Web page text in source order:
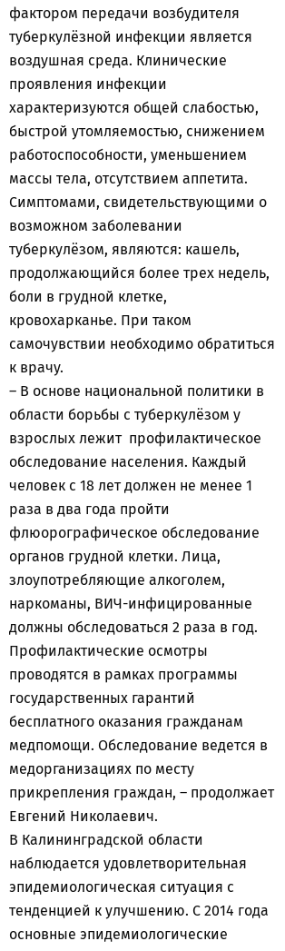
фактором передачи возбудителя
туберкулёзной инфекции является
воздушная среда. Клинические
проявления инфекции
характеризуются общей слабостью,
быстрой утомляемостью, снижением
работоспособности, уменьшением
массы тела, отсутствием аппетита.
Симптомами, свидетельствующими о
возможном заболевании
туберкулёзом, являются: кашель,
продолжающийся более трех недель,
боли в грудной клетке,
кровохарканье. При таком
самочувствии необходимо обратиться
к врачу.
– В основе национальной политики в
области борьбы с туберкулёзом у
взрослых лежит профилактическое
обследование населения. Каждый
человек с 18 лет должен не менее 1
раза в два года пройти
флюорографическое обследование
органов грудной клетки. Лица,
злоупотребляющие алкоголем,
наркоманы, ВИЧ-инфицированные
должны обследоваться 2 раза в год.
Профилактические осмотры
проводятся в рамках программы
государственных гарантий
бесплатного оказания гражданам
медпомощи. Обследование ведется в
медорганизациях по месту
прикрепления граждан, – продолжает
Евгений Николаевич.
В Калининградской области
наблюдается удовлетворительная
эпидемиологическая ситуация с
тенденцией к улучшению. С 2014 года
основные эпидемиологические